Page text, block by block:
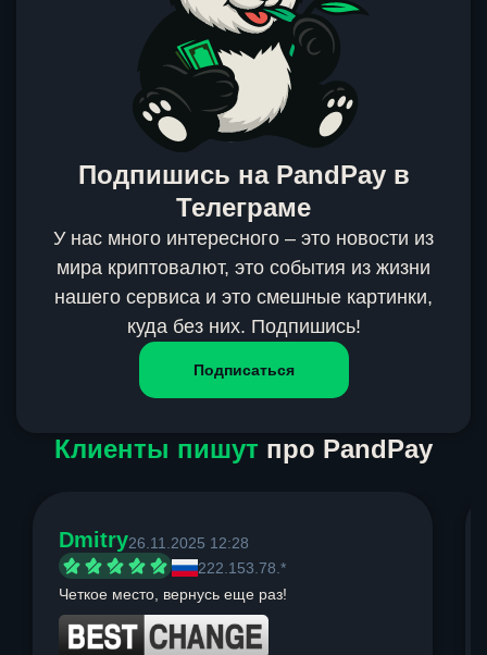
Подпишись на PandPay в
Телеграме
У нас много интересного – это новости из
мира криптовалют, это события из жизни
нашего сервиса и это смешные картинки,
куда без них. Подпишись!
Подписаться
Клиенты пишут про PandPay
Dmitry26.11.2025 12:28
222.153.78.*
Четкое место, вернусь еще раз!